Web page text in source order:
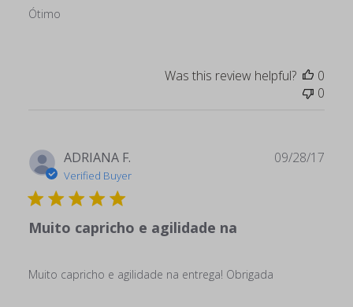
Ótimo
Was this review helpful?
0
0
ADRIANA F.
Verified Buyer
Muito capricho e agilidade na
Muito capricho e agilidade na entrega! Obrigada
09/28/17